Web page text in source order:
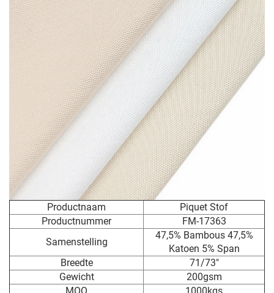
Productnaam
Piquet Stof
Productnummer
FM-17363
Samenstelling
47,5% Bambous 47,5%
Katoen 5% Span
Breedte
71/73"
Gewicht
200gsm